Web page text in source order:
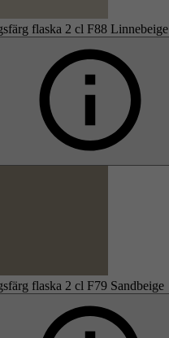
flaska 2 cl F88 Linnebeige
flaska 2 cl F79 Sandbeige